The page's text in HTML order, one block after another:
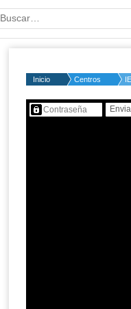
Palabra o frase:
Inicio Centros
Contenido protegido…